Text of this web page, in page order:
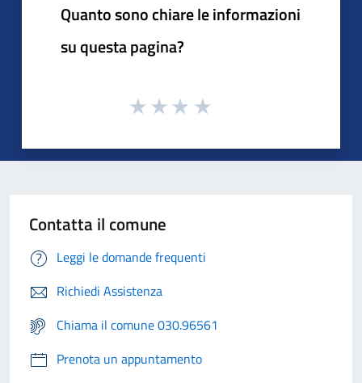
Quanto sono chiare le informazioni
su questa pagina?
Contatta il comune
Leggi le domande frequenti
Richiedi Assistenza
Chiama il comune 030.96561
Prenota un appuntamento